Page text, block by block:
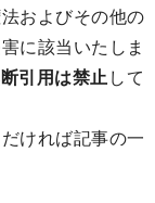
およびその他の
に該当いたしま
引用は禁止して
ければ記事の一